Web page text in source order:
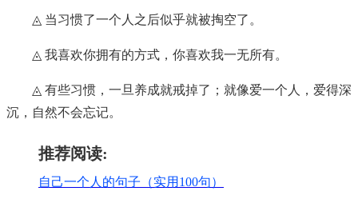
◬ 当习惯了一个人之后似乎就被掏空了。
◬ 我喜欢你拥有的方式，你喜欢我一无所有。
◬ 有些习惯，一旦养成就戒掉了；就像爱一个人，爱得深
沉，自然不会忘记。
推荐阅读:
自己一个人的句子（实用100句）